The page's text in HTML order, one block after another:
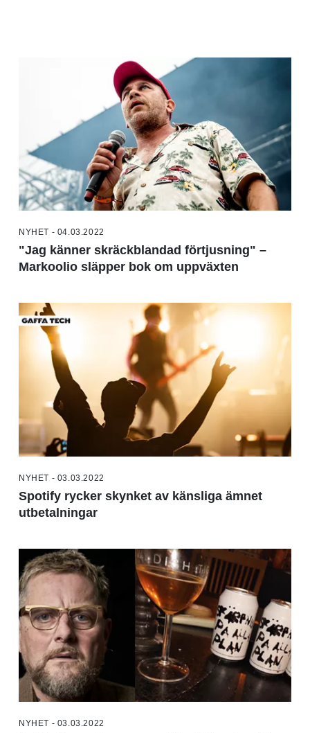
NYHET - 04.03.2022
"Jag känner skräckblandad förtjusning" –
Markoolio släpper bok om uppväxten
NYHET - 03.03.2022
Spotify rycker skynket av känsliga ämnet
utbetalningar
NYHET - 03.03.2022